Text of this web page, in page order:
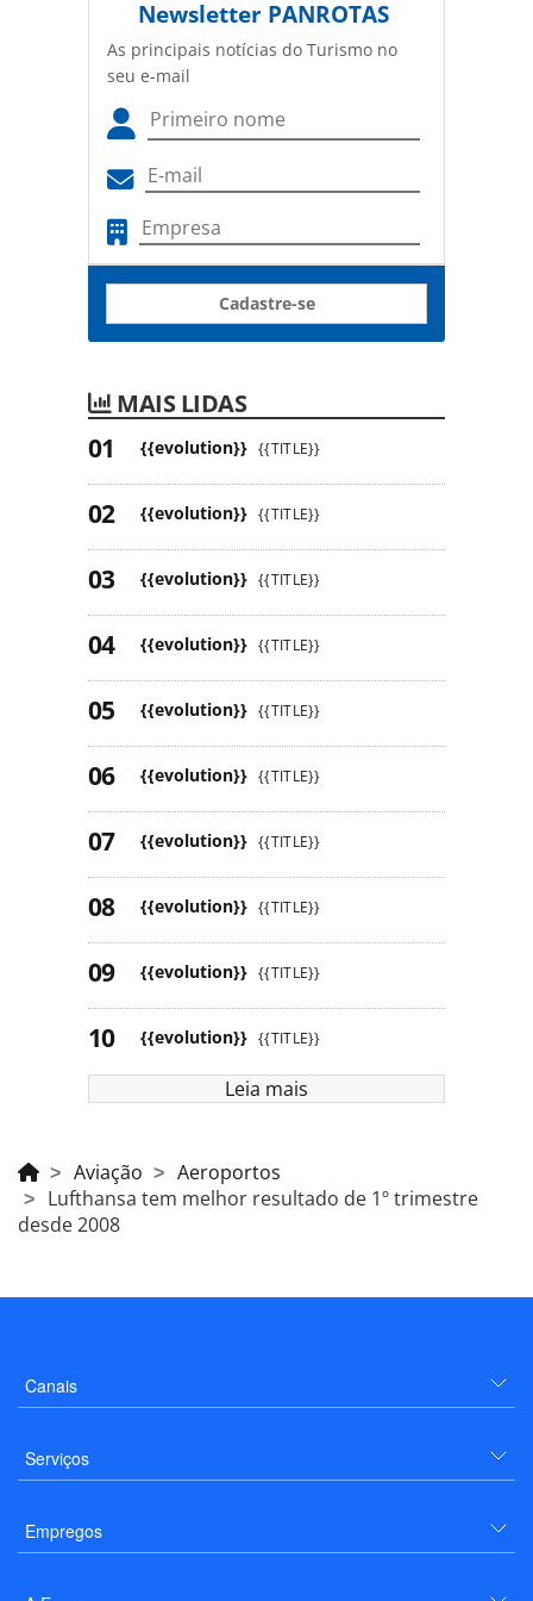
Newsletter PANROTAS
As principais notícias do Turismo no
seu e-mail
Cadastre-se
MAIS LIDAS
{{evolution}} {{TITLE}}
{{evolution}} {{TITLE}}
{{evolution}} {{TITLE}}
{{evolution}} {{TITLE}}
{{evolution}} {{TITLE}}
{{evolution}} {{TITLE}}
{{evolution}} {{TITLE}}
{{evolution}} {{TITLE}}
{{evolution}} {{TITLE}}
{{evolution}} {{TITLE}}
Leia mais
Aviação
Aeroportos
Lufthansa tem melhor resultado de 1º trimestre
desde 2008
Canais
Serviços
Empregos